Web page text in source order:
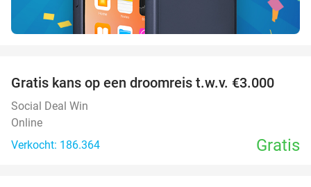
Gratis kans op een droomreis t.w.v. €3.000
Social Deal Win
Online
Verkocht: 186.364
Gratis